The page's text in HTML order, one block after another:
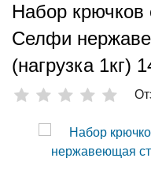
Набор
Селфи
(нагрузка 1кг)